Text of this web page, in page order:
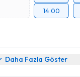
14:00
Daha Fazla Göster